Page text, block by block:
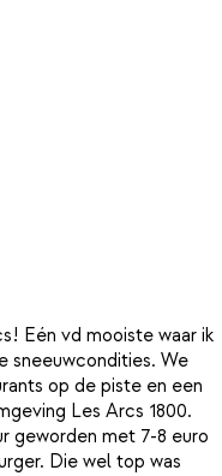
Eén vd mooiste waar ik
sneeuwcondities. We
op de piste en een
Les Arcs 1800.
geworden met 7-8 euro
Die wel top was